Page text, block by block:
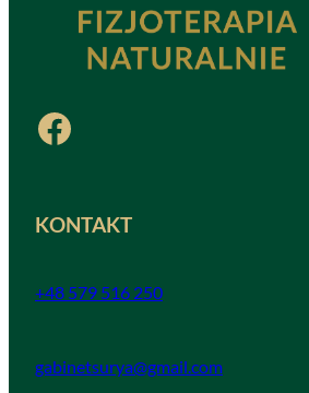
Facebook
KONTAKT
+48 579 516 250
gabinetsurya@gmail.com